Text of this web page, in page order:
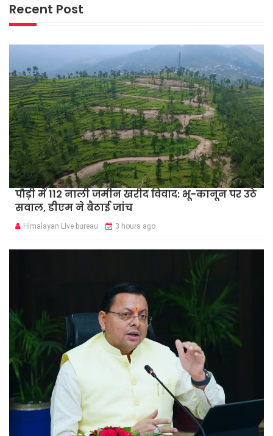
Recent Post
पौड़ी में 112 नाली जमीन खरीद विवाद: भू-कानून पर उठे
सवाल, डीएम ने बैठाई जांच
Himalayan Live bureau 3 hours ago